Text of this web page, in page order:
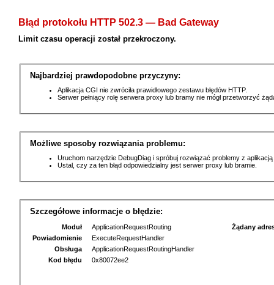
Błąd protokołu HTTP 502.3 — Bad Gateway
Limit czasu operacji został przekroczony.
Najbardziej prawdopodobne przyczyny:
Aplikacja CGI nie zwróciła prawidłowego zestawu błędów HTTP.
Serwer pełniący rolę serwera proxy lub bramy nie mógł przetworzyć
Możliwe sposoby rozwiązania problemu:
Uruchom narzędzie DebugDiag i spróbuj rozwiązać problemy z
Ustal, czy za ten błąd odpowiedzialny jest serwer proxy lub bramie.
Szczegółowe informacje o błędzie:
Moduł
ApplicationRequestRouting
Powiadomienie
ExecuteRequestHandler
Obsługa
ApplicationRequestRoutingHandler
Kod błędu
0x80072ee2
Żądany